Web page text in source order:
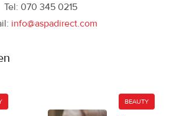
Tel: 070 345 0215
info@aspadirect.com
BEAUTY